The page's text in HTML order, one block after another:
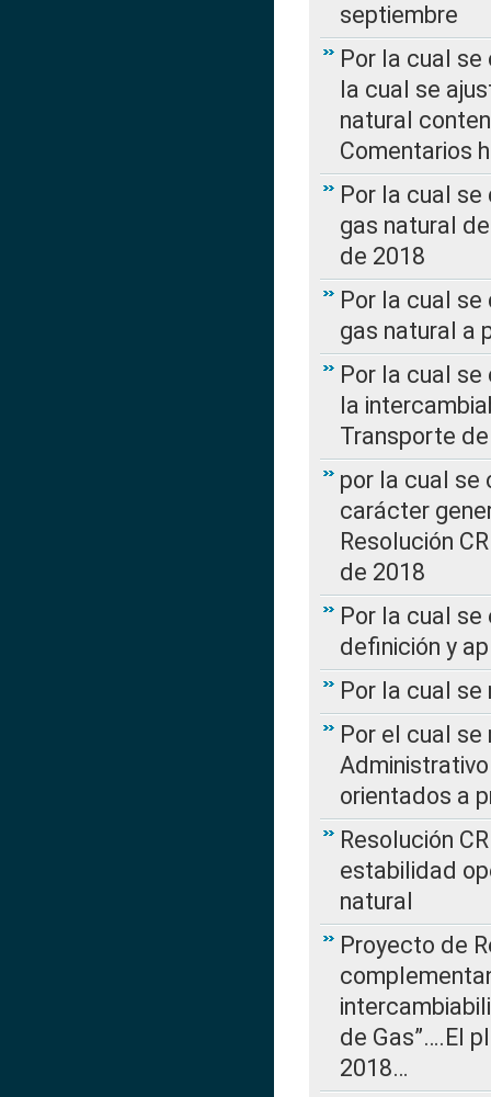
septiembre
Por la cual se
la cual se
natural
Comentarios
Por la cual
gas natural
de 2018
Por la cual
gas natural a
Por la cual
la
Transporte
por la cual se
carácter
Resolución
de 2018
Por la cual
definición y
Por la cual
Por el cual
orientados a
Resolución
estabilidad
natural
Proyecto de
de Gas”….El
2018…